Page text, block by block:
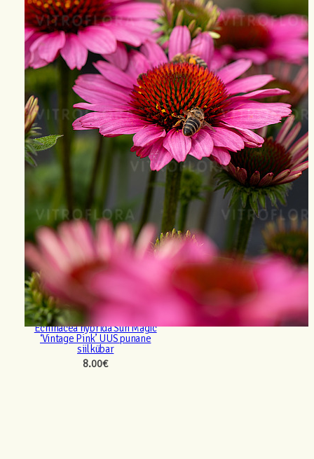
Echinacea hybrida Sun Magic
‘Vintage Pink’ UUS punane
siilkübar
8.00€